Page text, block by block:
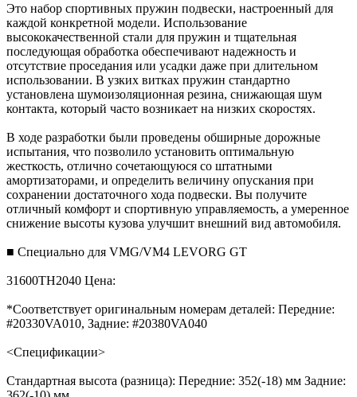
Это набор спортивных пружин подвески, настроенный для
каждой конкретной модели. Использование
высококачественной стали для пружин и тщательная
последующая обработка обеспечивают надежность и
отсутствие проседания или усадки даже при длительном
использовании. В узких витках пружин стандартно
установлена шумоизоляционная резина, снижающая шум
контакта, который часто возникает на низких скоростях.
В ходе разработки были проведены обширные дорожные
испытания, что позволило установить оптимальную
жесткость, отлично сочетающуюся со штатными
амортизаторами, и определить величину опускания при
сохранении достаточного хода подвески. Вы получите
отличный комфорт и спортивную управляемость, а умеренное
снижение высоты кузова улучшит внешний вид автомобиля.
■ Специально для VMG/VM4 LEVORG GT
31600TH2040 Цена:
*Соответствует оригинальным номерам деталей: Передние:
#20330VA010, Задние: #20380VA040
<Спецификации>
Стандартная высота (разница): Передние: 352(-18) мм Задние: